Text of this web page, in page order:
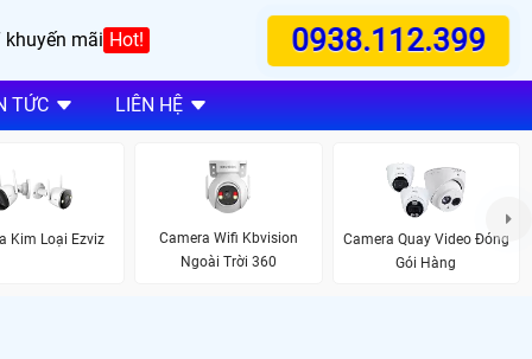
khuyến mãi Hot! 0938.112.399
TỨC LIÊN HỆ
Kim Loại Ezviz
Camera Wifi Kbvision
Ngoài Trời 360
Camera Quay Video Đóng
Gói Hàng